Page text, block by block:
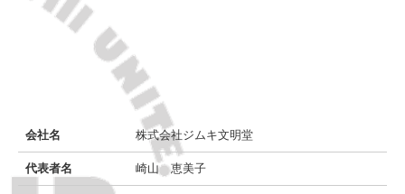
個人情報の取り扱いについて
サイトのご利用について
会社名 株式会社ジムキ文明堂
代表者名 崎山 恵美子